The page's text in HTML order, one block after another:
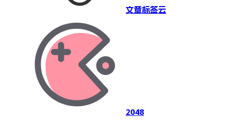
文章标签云
2048